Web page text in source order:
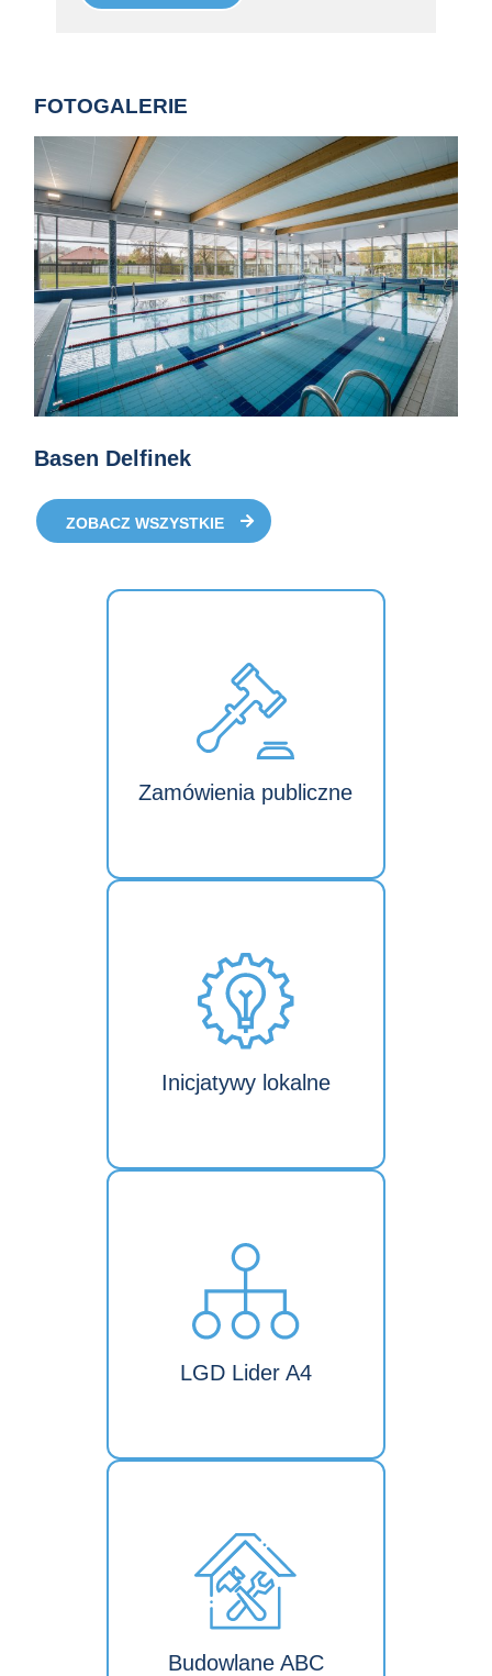
FOTOGALERIE
Basen Delfinek
ZOBACZ WSZYSTKIE
Zamówienia publiczne
Inicjatywy lokalne
LGD Lider A4
Budowlane ABC